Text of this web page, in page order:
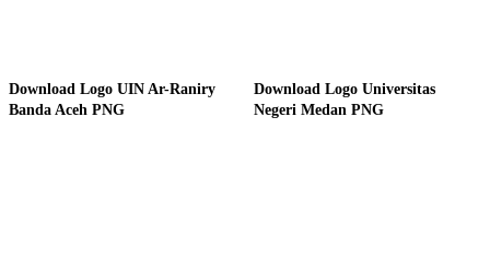
Download Logo UIN Ar-Raniry
Banda Aceh PNG
Download Logo Universitas
Negeri Medan PNG